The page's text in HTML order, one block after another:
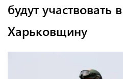
будут участвовать
Харьковщину